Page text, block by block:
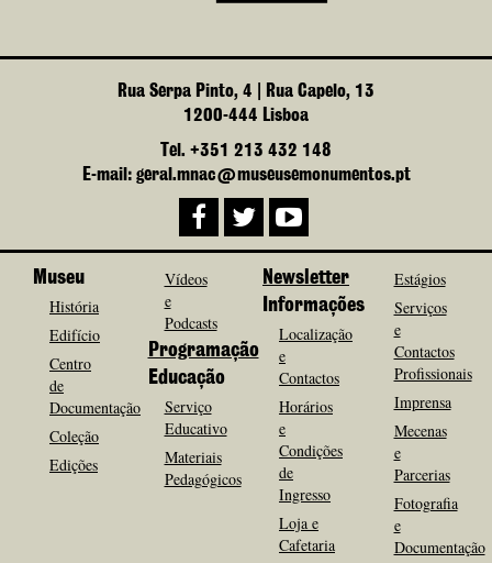
Rua Serpa Pinto, 4 | Rua Capelo, 13
1200-444 Lisboa
Tel. +351 213 432 148
E-mail: geral.mnac@museusemonumentos.pt
Museu
História
Edifício
Centro
de
Documentação
Coleção
Edições
Vídeos
e
Podcasts
Programação
Educação
Serviço
Educativo
Materiais
Pedagógicos
Newsletter
Informações
Localização
e
Contactos
Horários
e
Condições
de
Ingresso
Loja e
Cafetaria
Estágios
Serviços
e
Contactos
Profissionais
Imprensa
Mecenas
e
Parcerias
Fotografia
e
Documentação